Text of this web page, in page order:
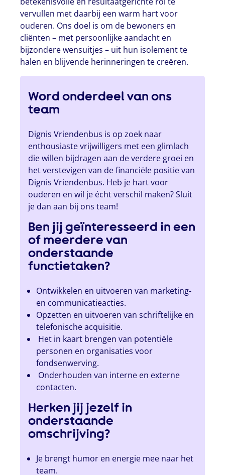
vervullen met daarbij een warm hart voor
ouderen. Ons doel is om de bewoners en
cliënten – met persoonlijke aandacht en
bijzondere wensuitjes – uit hun isolement te
halen en blijvende herinneringen te creëren.
Word onderdeel van ons
team
Dignis Vriendenbus is op zoek naar
enthousiaste vrijwilligers met een glimlach
die willen bijdragen aan de verdere groei en
het verstevigen van de financiële positie van
Dignis Vriendenbus. Heb je hart voor
ouderen en wil je écht verschil maken? Sluit
je dan aan bij ons team!
Ben jij geïnteresseerd in een
of meerdere van
onderstaande
functietaken?
Ontwikkelen en uitvoeren van marketing-
en communicatieacties.
Opzetten en uitvoeren van schriftelijke en
telefonische acquisitie.
Het in kaart brengen van potentiële
personen en organisaties voor
fondsenwerving.
Onderhouden van interne en externe
contacten.
Herken jij jezelf in
onderstaande
omschrijving?
Je brengt humor en energie mee naar het
team.